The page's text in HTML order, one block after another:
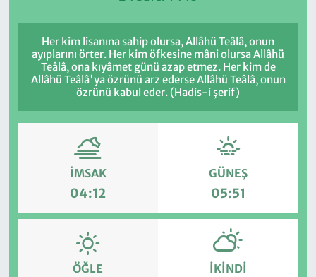
Her kim lisanına sahip olursa, Allâhü Teâlâ, onun
ayıplarını örter. Her kim öfkesine mâni olursa Allâhü
Teâlâ, ona kıyâmet günü azap etmez. Her kim de
Allâhü Teâlâ'ya özrünü arz ederse Allâhü Teâlâ, onun
özrünü kabul eder. (Hadis-i şerif)
İMSAK
04:12
GÜNEŞ
05:51
ÖĞLE İKINDI